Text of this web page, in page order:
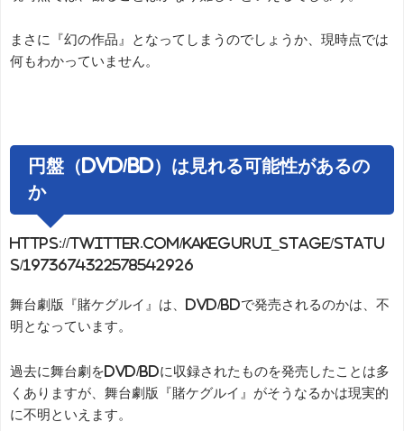
まさに『幻の作品』となってしまうのでしょうか、現時点では
何もわかっていません。
円盤（DVD/BD）は見れる可能性があるの
か
https://twitter.com/kakegurui_stage/statu
s/1973674322578542926
舞台劇版『賭ケグルイ』は、DVD/BDで発売されるのかは、不
明となっています。
過去に舞台劇をDVD/BDに収録されたものを発売したことは多
くありますが、舞台劇版『賭ケグルイ』がそうなるかは現実的
に不明といえます。